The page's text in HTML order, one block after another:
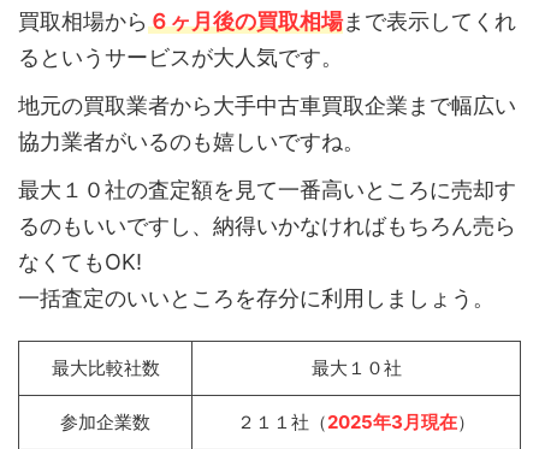
買取相場から６ヶ月後の買取相場まで表示してくれ
るというサービスが大人気です。
地元の買取業者から大手中古車買取企業まで幅広い
協力業者がいるのも嬉しいですね。
最大１０社の査定額を見て一番高いところに売却す
るのもいいですし、納得いかなければもちろん売ら
なくてもOK!
一括査定のいいところを存分に利用しましょう。
最大比較社数 最大１０社
参加企業数 ２１１社（2025年3月現在）